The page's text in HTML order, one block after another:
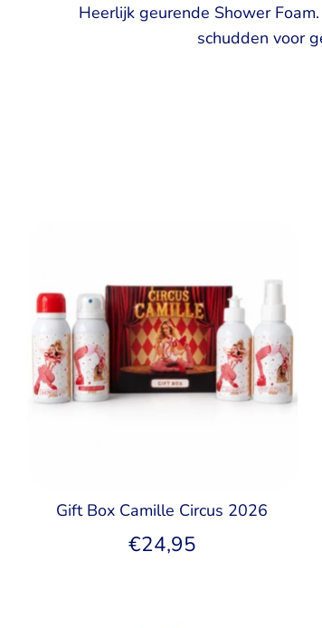
Heerlijk geurende Shower
schudden voor
Gift Box Camille Circus 2026
€24,95